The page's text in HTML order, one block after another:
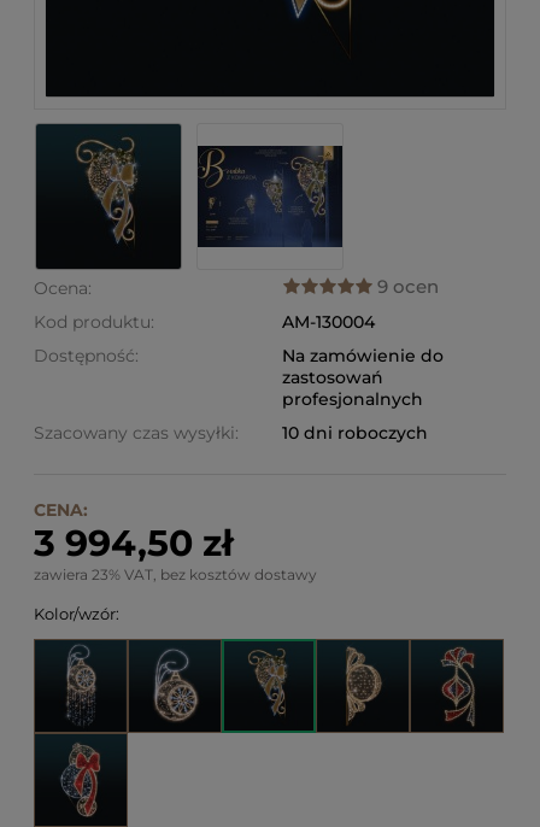
Ocena: 9 ocen
Kod produktu:
AM-130004
Dostępność:
Na zamówienie do
zastosowań
profesjonalnych
Szacowany czas wysyłki:
10 dni roboczych
CENA:
3 994,50 zł
zawiera 23% VAT, bez kosztów dostawy
Kolor/wzór: